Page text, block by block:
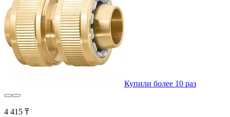
Купили более 10 раз
4 415 ₸